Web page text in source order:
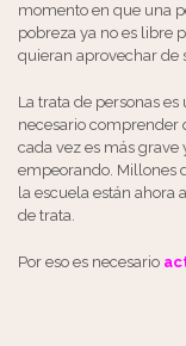
momento en que una
pobreza ya no es libre
quieran aprovechar de
La trata de personas
necesario comprender
cada vez es más
empeorando. Millones
la escuela están ahora
de trata.
Por eso es necesario